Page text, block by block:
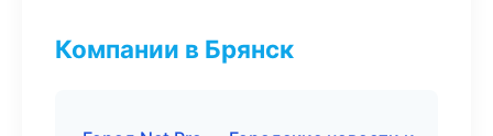
Компании в Брянск